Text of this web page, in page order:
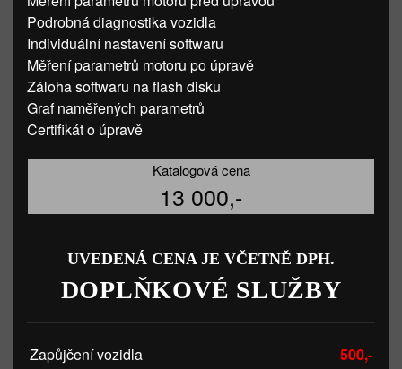
Podrobná diagnostika vozidla
Individuální nastavení softwaru
Měření parametrů motoru po úpravě
Záloha softwaru na flash disku
Graf naměřených parametrů
Certifikát o úpravě
Katalogová cena
13 000,-
UVEDENÁ CENA JE VČETNĚ DPH.
DOPLŇKOVÉ SLUŽBY
Zapůjčení vozidla
500,-